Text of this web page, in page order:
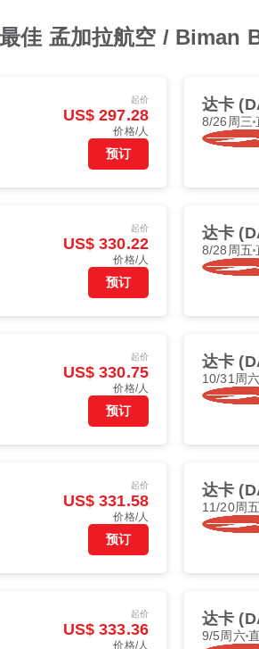
佳 孟加拉航空 /
起价
US$ 297.28
价格/人
预订
达卡
8/26周三
起价
US$ 330.22
价格/人
预订
达卡
8/28周五
起价
US$ 330.75
价格/人
预订
达卡
10/31周六
起价
US$ 331.58
价格/人
预订
达卡
11/20周五
起价
US$ 333.36
价格/人
达卡
9/5周六